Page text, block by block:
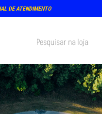
DE ATENDIMENTO